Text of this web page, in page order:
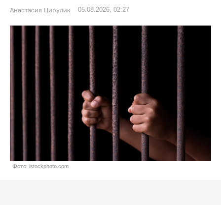
Анастасия Цирулик 05.08.2026, 02:27
Фото: istockphoto.com